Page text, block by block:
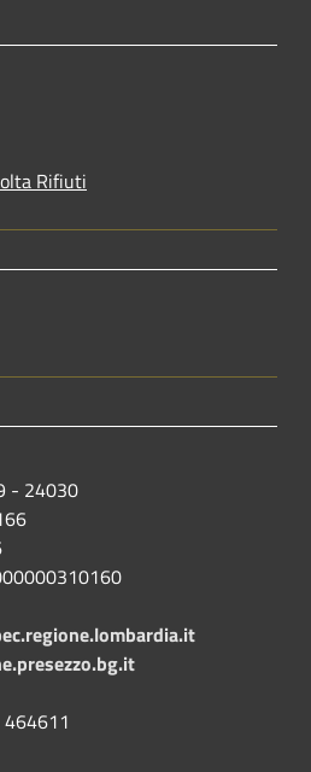
Rifiuti
- 24030